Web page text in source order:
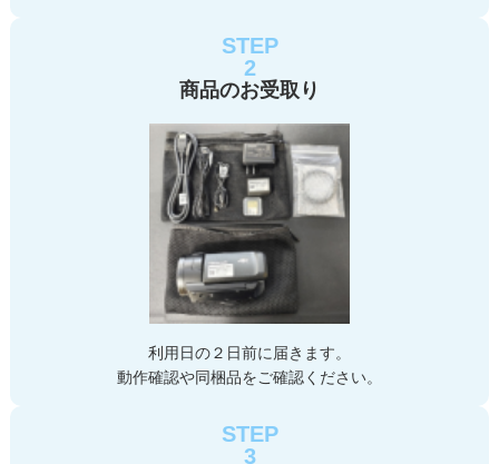
STEP
2
商品のお受取り
利用日の２日前に届きます。
動作確認や同梱品をご確認ください。
STEP
3